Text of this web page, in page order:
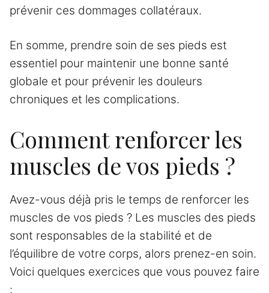
prévenir ces dommages collatéraux.
En somme, prendre soin de ses pieds est
essentiel pour maintenir une bonne santé
globale et pour prévenir les douleurs
chroniques et les complications.
Comment renforcer les
muscles de vos pieds ?
Avez-vous déjà pris le temps de renforcer les
muscles de vos pieds ? Les muscles des pieds
sont responsables de la stabilité et de
l’équilibre de votre corps, alors prenez-en soin.
Voici quelques exercices que vous pouvez faire
: